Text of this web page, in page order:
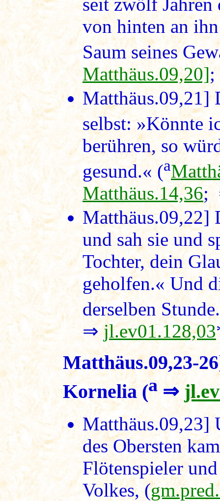
von hinten an
Saum seines
Matthäus.09,20]
Matthäus.09,21]
selbst: »Könnte
berühren, so
gesund.« (a
Matthäus.14,36;
Matthäus.09,22]
und sah sie und
Tochter, dein
geholfen.« Und
derselben
⇒jl.ev01.128,03
Matthäus.09,23-
Kornelia (a ⇒
Matthäus.09,23]
des Obersten
Flötenspieler
Volkes, (